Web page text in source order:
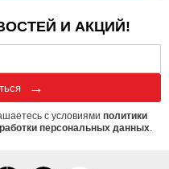
И АКЦИЙ!
с условиями политики
персональных данных.